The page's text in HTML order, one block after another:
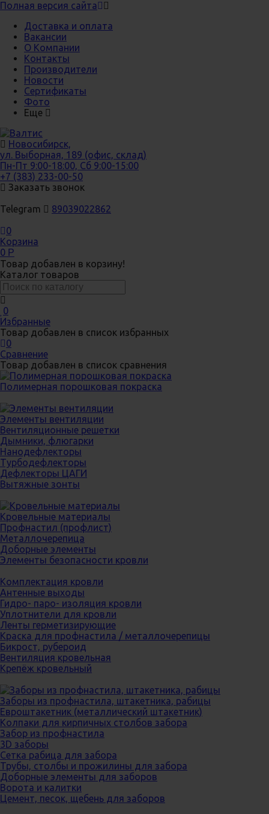
Полная версия сайта
Доставка и оплата
Вакансии
О Компании
Контакты
Производители
Новости
Сертификаты
Фото
Еще
Новосибирск,
ул. Выборная, 189 (офис, склад)
Пн-Пт 9:00-18:00, Сб 9:00-15:00
+7 (383) 233-00-50
Заказать звонок
Telegram
89039022862
0
Корзина
0 Р
Товар добавлен в корзину!
Каталог товаров
0
Избранные
Товар добавлен в список избранных
0
Сравнение
Товар добавлен в список сравнения
Полимерная порошковая покраска
Элементы вентиляции
Вентиляционные решетки
Дымники, флюгарки
Нанодефлекторы
Турбодефлекторы
Дефлекторы ЦАГИ
Вытяжные зонты
Кровельные материалы
Профнастил (профлист)
Металлочерепица
Доборные элементы
Элементы безопасности кровли
Комплектация кровли
Антенные выходы
Гидро- паро- изоляция кровли
Уплотнители для кровли
Ленты герметизирующие
Краска для профнастила / металлочерепицы
Бикрост, рубероид
Вентиляция кровельная
Крепёж кровельный
Заборы из профнастила, штакетника, рабицы
Евроштакетник (металлический штакетник)
Колпаки для кирпичных столбов забора
Забор из профнастила
3D заборы
Сетка рабица для забора
Трубы, столбы и прожилины для забора
Доборные элементы для заборов
Ворота и калитки
Цемент, песок, щебень для заборов